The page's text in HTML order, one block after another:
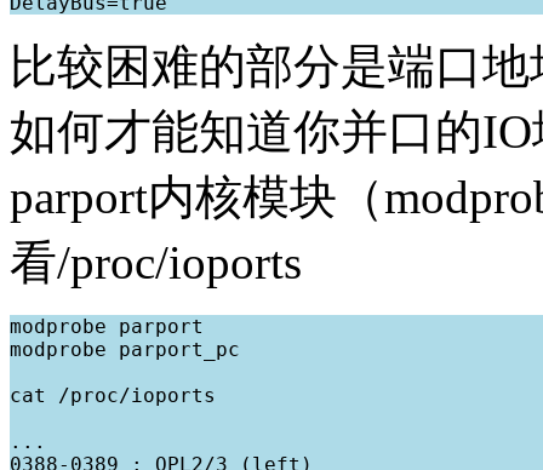
比较困难的部分是端口
如何才能知道你并口的
parport内核模块（
看/proc/ioports
modprobe parport
modprobe parport_pc
cat /proc/ioports
...
0388-0389 : OPL2/3 (left)